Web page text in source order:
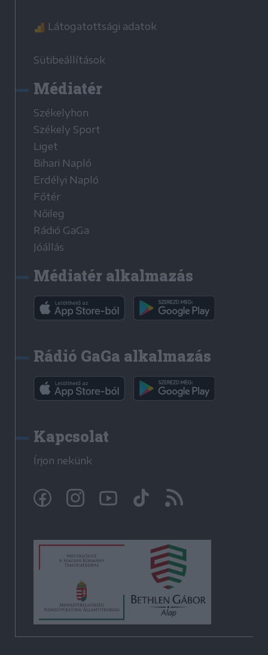
Látogatottsági adatok
Sütibeállítások
Médiatér
Székelyhon
Székely Sport
Liget
Bihari Napló
Erdélyi Napló
Főtér
Nőileg
Rádió GaGa
Jóállás
Médiatér alkalmazás
Rádió GaGa alkalmazás
Kapcsolat
Írjon nekünk